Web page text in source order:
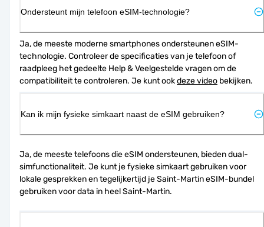
Ondersteunt mijn telefoon eSIM-technologie?
Ja, de meeste moderne smartphones ondersteunen eSIM-
technologie. Controleer de specificaties van je telefoon of
raadpleeg het gedeelte Help & Veelgestelde vragen om de
compatibiliteit te controleren. Je kunt ook deze video bekijken.
Kan ik mijn fysieke simkaart naast de eSIM gebruiken?
Ja, de meeste telefoons die eSIM ondersteunen, bieden dual-
simfunctionaliteit. Je kunt je fysieke simkaart gebruiken voor
lokale gesprekken en tegelijkertijd je Saint-Martin eSIM-bundel
gebruiken voor data in heel Saint-Martin.